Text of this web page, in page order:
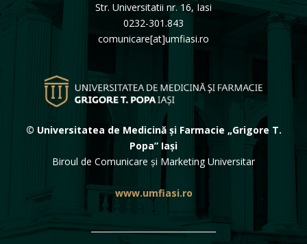
Str. Universitatii nr. 16, Iasi
0232-301.843
comunicare[at]umfiasi.ro
© Universitatea de Medicină și Farmacie „Grigore T.
Popa” Iași
Biroul de Comunicare și Marketing Universitar
www.umfiasi.ro